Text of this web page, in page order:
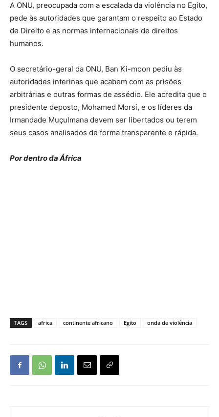
A ONU, preocupada com a escalada da violência no Egito,
pede às autoridades que garantam o respeito ao Estado
de Direito e as normas internacionais de direitos
humanos.
O secretário-geral da ONU, Ban Ki-moon pediu às
autoridades interinas que acabem com as prisões
arbitrárias e outras formas de assédio. Ele acredita que o
presidente deposto, Mohamed Morsi, e os líderes da
Irmandade Muçulmana devem ser libertados ou terem
seus casos analisados de forma transparente e rápida.
Por dentro da África
TAGS africa continente africano Egito onda de violência